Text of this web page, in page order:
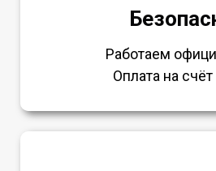
Работаем
Оплата на